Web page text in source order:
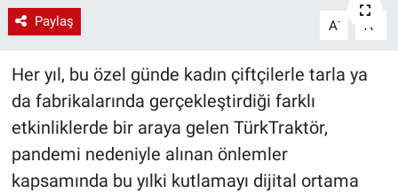
Paylaş A- A
Her yıl, bu özel günde kadın çiftçilerle tarla ya
da fabrikalarında gerçekleştirdiği farklı
etkinliklerde bir araya gelen TürkTraktör,
pandemi nedeniyle alınan önlemler
kapsamında bu yılki kutlamayı dijital ortama